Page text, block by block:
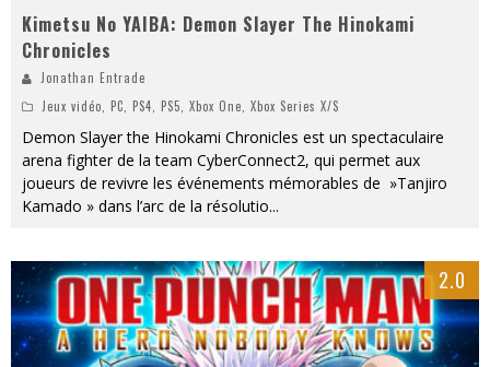
Kimetsu No YAIBA: Demon Slayer The Hinokami
Chronicles
Jonathan Entrade
Jeux vidéo, PC, PS4, PS5, Xbox One, Xbox Series X/S
Demon Slayer the Hinokami Chronicles est un spectaculaire
arena fighter de la team CyberConnect2, qui permet aux
joueurs de revivre les événements mémorables de »Tanjiro
Kamado » dans l’arc de la résolutio...
2.0